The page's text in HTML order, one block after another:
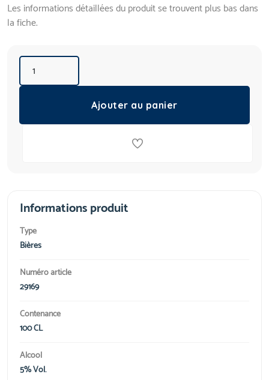
Les informations détaillées du produit se trouvent plus bas dans
la fiche.
Ajouter au panier
Informations produit
Type
Bières
Numéro article
29169
Contenance
100 CL
Alcool
5% Vol.